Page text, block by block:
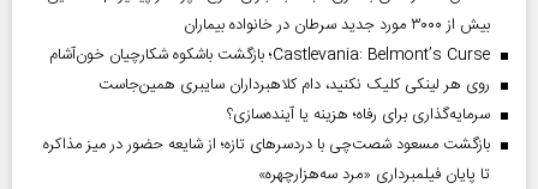
بیش از ۳۰۰۰ مورد جدید سرطان در خانواده بیماران
Castlevania: Belmont’s Curse؛ بازگشت باشکوه شکارچیان خون‌آشام
روی هر لینکی کلیک نکنید، دام کلاهبرداران سایبری همین‌جاست
سرمایه‌گذاری برای رفاه؛ هزینه یا آینده‌سازی؟
بازگشت مسعود شصت‌چی با دردسر‌های تازه؛ از شایعه حضور در میز مذاکره
تا پایان فیلمبرداری «مرد سه‌هزارچهره»